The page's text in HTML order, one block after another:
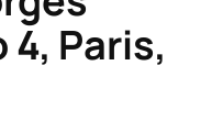
4, Paris,